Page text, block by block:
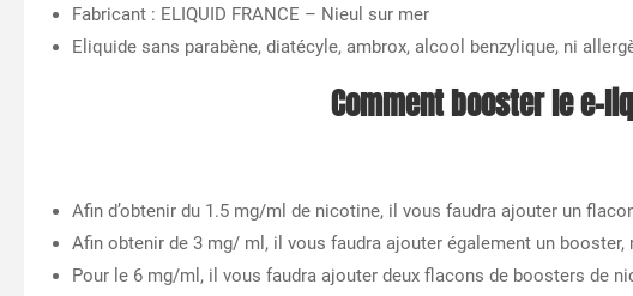
Fabricant : ELIQUID FRANCE – Nieul sur mer
Eliquide sans parabène, diatécyle, ambrox, alcool benzylique, ni
Comment booster le e-
Afin d’obtenir du 1.5 mg/ml de nicotine, il vous faudra ajouter un
Afin obtenir de 3 mg/ ml, il vous faudra ajouter également un
Pour le 6 mg/ml, il vous faudra ajouter deux flacons de boosters de